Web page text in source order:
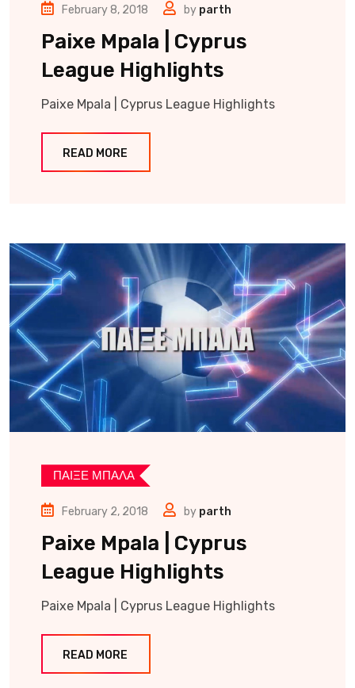
February 8, 2018 by parth
Paixe Mpala | Cyprus
League Highlights
Paixe Mpala | Cyprus League Highlights
READ MORE
ΠΑΙΞΕ ΜΠΑΛΑ
February 2, 2018 by parth
Paixe Mpala | Cyprus
League Highlights
Paixe Mpala | Cyprus League Highlights
READ MORE